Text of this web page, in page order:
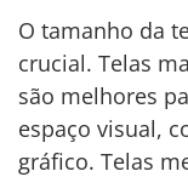
O tamanho da
crucial. Telas
são melhores
espaço visual,
gráfico. Telas